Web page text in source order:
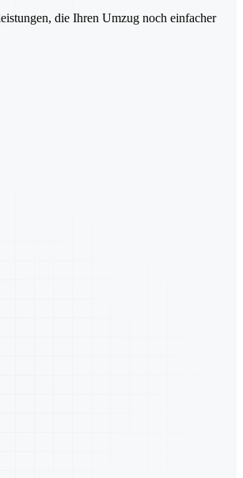
die Ihren Umzug noch einfacher